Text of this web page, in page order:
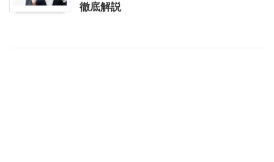
徹底解説